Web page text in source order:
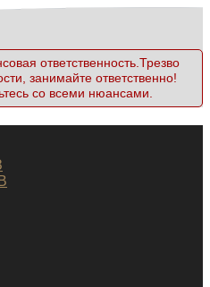
ответственность.Трезво
занимайте ответственно!
со всеми нюансами.